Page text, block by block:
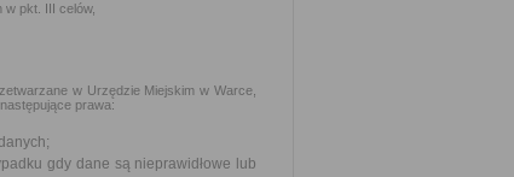
pkt. III celów,
w Urzędzie Miejskim w Warce,
prawa:
gdy dane są nieprawidłowe lub